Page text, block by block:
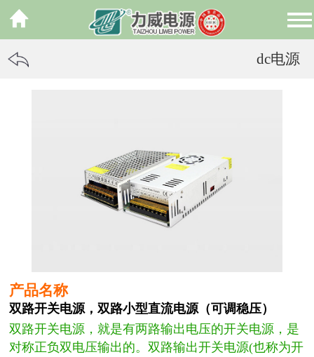
dc电源
产品名称
双路开关电源，双路小型直流电源（可调稳压）
双路开关电源，就是有两路输出电压的开关电源，是
对称正负双电压输出的。双路输出开关电源(也称为开